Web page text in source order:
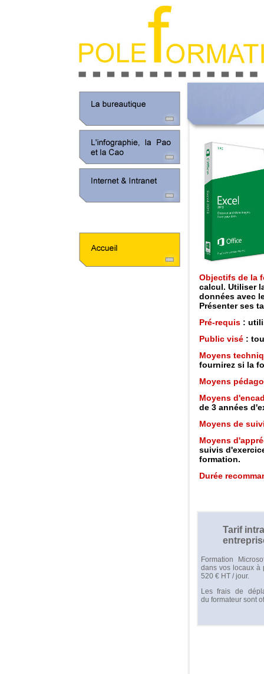
Objectifs de la
calcul. Utiliser
données avec
Présenter ses
Pré-requis :
Public visé :
Moyens
fournirez si la
Moyens
Moyens
de 3 années
Moyens de
Moyens
suivis
formation.
Durée
Tarif
Formation
dans vos locaux à
520 € HT / jour.
Les frais de
du formateur sont